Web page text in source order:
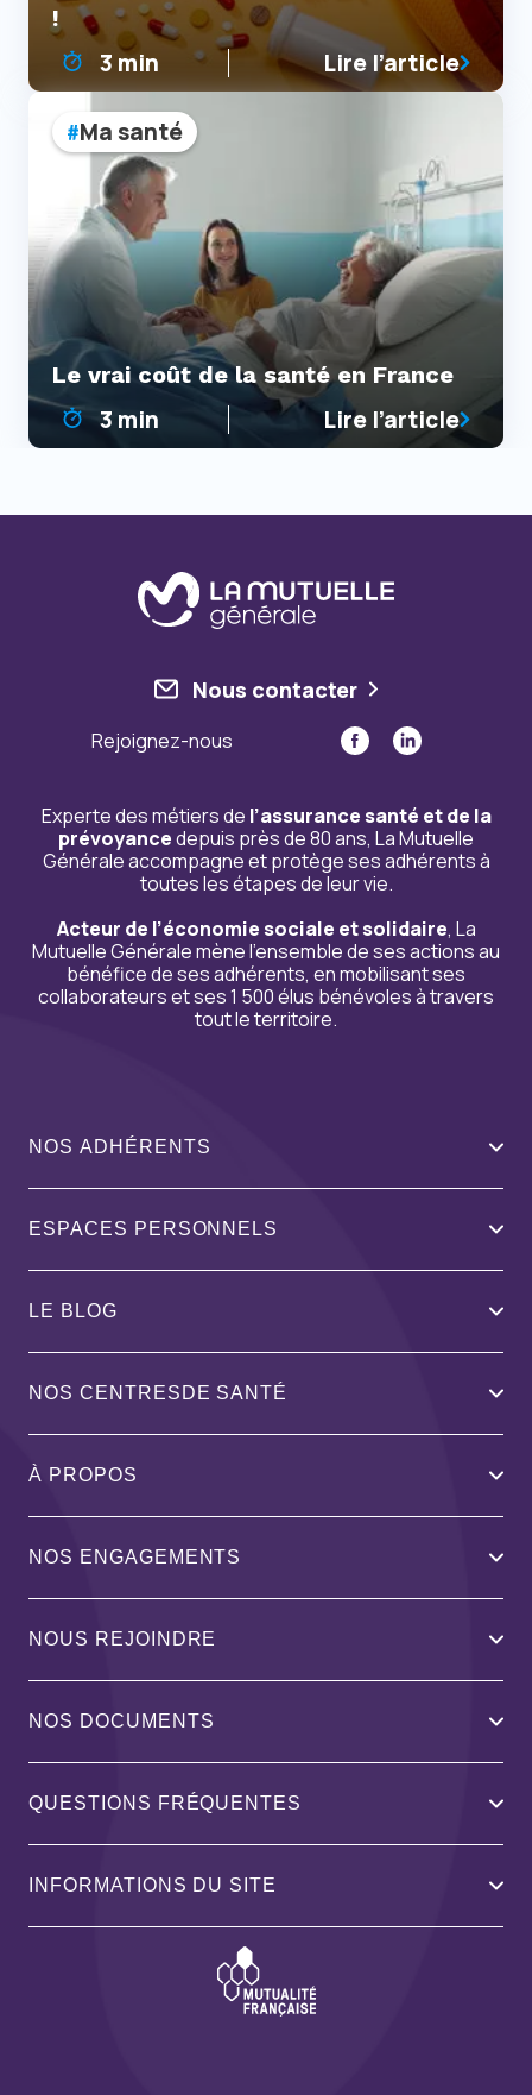
!
3 min Lire l’article
Le vrai coût de la santé en France
Ma santé
3 min Lire l’article
Nous contacter
Rejoignez-nous
Experte des métiers de l’assurance santé et de la
prévoyancedepuis près de 80 ans, La Mutuelle
Générale accompagne et protège ses adhérents à
toutes les étapes de leur vie.
Acteur de l’économie sociale et solidaire, La
Mutuelle Générale mène l’ensemble de ses actions au
bénéfice de ses adhérents, en mobilisant ses
collaborateurs et ses 1 500 élus bénévoles à travers
tout le territoire.
NOS ADHÉRENTS
ESPACES PERSONNELS
LE BLOG
NOS CENTRESDE SANTÉ
À PROPOS
NOS ENGAGEMENTS
NOUS REJOINDRE
NOS DOCUMENTS
QUESTIONS FRÉQUENTES
INFORMATIONS DU SITE